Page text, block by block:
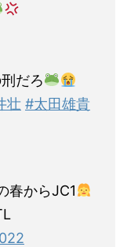
だろ
壮 #太田雄貴
春からJC1